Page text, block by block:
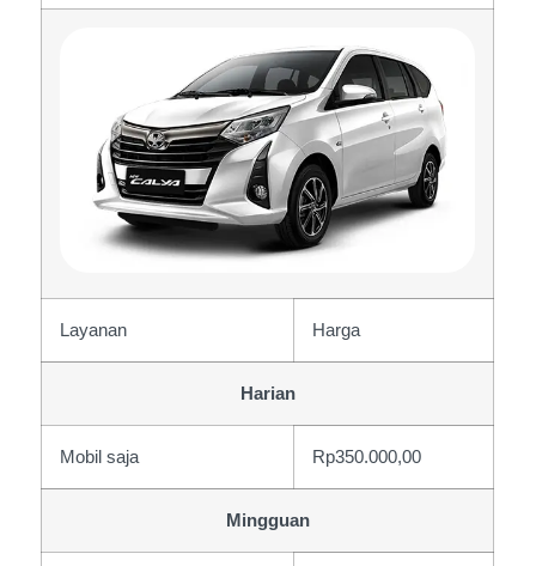
Layanan Harga
Harian
Mobil saja Rp350.000,00
Mingguan